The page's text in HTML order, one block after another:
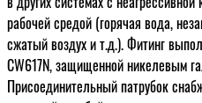
рабочей средой (горячая вода,
сжатый воздух и т.д.). Фитинг
CW617N, защищенной никелевым
Присоединительный патрубок